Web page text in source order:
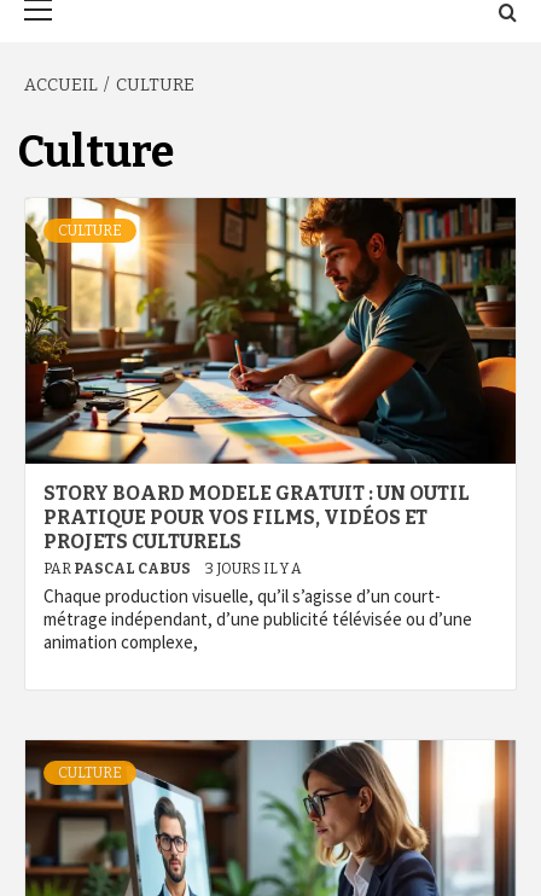
ACCUEIL CULTURE
Culture
CULTURE
STORY BOARD MODELE GRATUIT : UN OUTIL
PRATIQUE POUR VOS FILMS, VIDÉOS ET
PROJETS CULTURELS
PAR PASCAL CABUS 3 JOURS IL Y A
Chaque production visuelle, qu’il s’agisse d’un court-
métrage indépendant, d’une publicité télévisée ou d’une
animation complexe,
CULTURE